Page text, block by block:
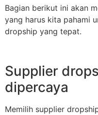
Bagian berikut ini akan
yang harus kita pahami
dropship yang tepat.
Supplier
dipercaya
Memilih supplier